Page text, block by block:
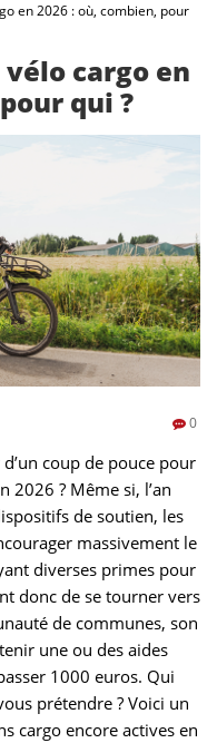
en 2026 : où, combien, pour
vélo cargo en
qui ?
0
coup de pouce pour
2026 ? Même si, l’an
de soutien, les
massivement le
diverses primes pour
donc de se tourner vers
de communes, son
une ou des aides
1000 euros. Qui
prétendre ? Voici un
cargo encore actives en